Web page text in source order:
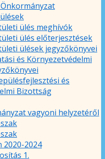
ülés meghívók
ülés előterjesztések
ülések jegyzőkönyvei
és Környezetvédelmi
és
Bizottság
vagyoni helyzetéről
2020-2024
1.